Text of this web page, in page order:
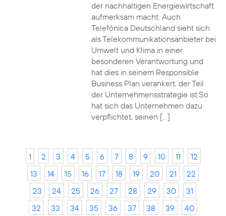
der nachhaltigen Energiewirtschaft
aufmerksam macht. Auch
Telefónica Deutschland sieht sich
als Telekommunikationsanbieter bei
Umwelt und Klima in einer
besonderen Verantwortung und
hat dies in seinem Responsible
Business Plan verankert, der Teil
der Unternehmensstrategie ist.So
hat sich das Unternehmen dazu
verpflichtet, seinen […]
1 2 3 4 5 6 7 8 9 10 11
12
13
14 15 16 17 18 19 20 21
22
23
24 25 26 27 28 29 30
31
32
33 34 35 36 37 38 39
40